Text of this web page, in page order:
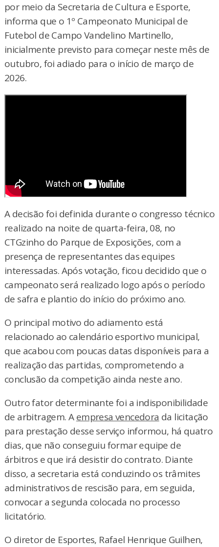
por meio da Secretaria de Cultura e Esporte,
informa que o 1º Campeonato Municipal de
Futebol de Campo Vandelino Martinello,
inicialmente previsto para começar neste mês de
outubro, foi adiado para o início de março de
2026.
A decisão foi definida durante o congresso técnico
realizado na noite de quarta-feira, 08, no
CTGzinho do Parque de Exposições, com a
presença de representantes das equipes
interessadas. Após votação, ficou decidido que o
campeonato será realizado logo após o período
de safra e plantio do início do próximo ano.
O principal motivo do adiamento está
relacionado ao calendário esportivo municipal,
que acabou com poucas datas disponíveis para a
realização das partidas, comprometendo a
conclusão da competição ainda neste ano.
Outro fator determinante foi a indisponibilidade
de arbitragem. Aempresa vencedora da licitação
para prestação desse serviço informou, há quatro
dias, que não conseguiu formar equipe de
árbitros e que irá desistir do contrato. Diante
disso, a secretaria está conduzindo os trâmites
administrativos de rescisão para, em seguida,
convocar a segunda colocada no processo
licitatório.
O diretor de Esportes, Rafael Henrique Guilhen,